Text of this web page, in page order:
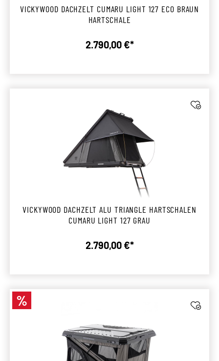
VICKYWOOD DACHZELT CUMARU LIGHT 127 ECO BRAUN
HARTSCHALE
Regulärer Preis:
2.790,00 €*
VICKYWOOD DACHZELT ALU TRIANGLE HARTSCHALEN
CUMARU LIGHT 127 GRAU
Regulärer Preis:
2.790,00 €*
Rabatt
%